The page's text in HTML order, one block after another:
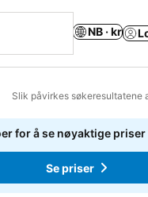
NB · kr
Slik påvirkes søkeresultatene
for å se nøyaktige priser
Se priser